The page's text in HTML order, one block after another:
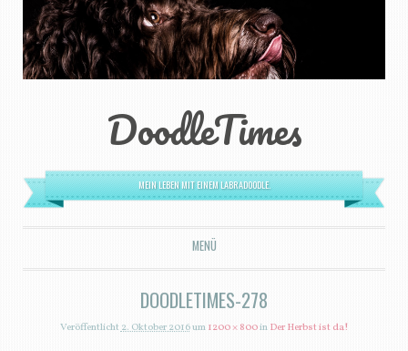
DoodleTimes
MEIN LEBEN MIT EINEM LABRADOODLE.
MENÜ
ZUM INHALT SPRINGEN
DOODLETIMES-278
Veröffentlicht2. Oktober 2016um1200 × 800inDer Herbst ist da!